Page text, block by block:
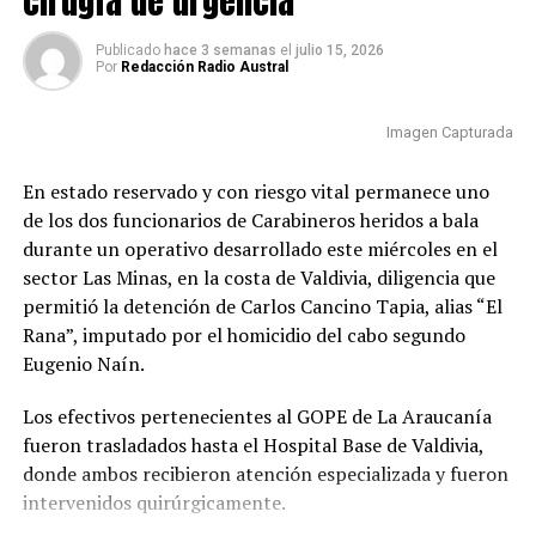
detenido con el crimen, el fiscal señaló que existen
diligencias como interceptaciones telefónicas realizadas
durante la investigación.
Según explicó, en una de estas comunicaciones,
relacionadas con el lugar donde fue detenido Cancino
Tapia habrían hecho referencia a que él sería quien
efectuó el disparo que causó la muerte del funcionario
policial.
El imputado permanecerá bajo custodia mientras
avanzan las diligencias destinadas a establecer su
responsabilidad en ambos hechos investigados.
Post Views: 16
“Pude hablar con el suboficial Roberto Canio, que
también resultó lesionado y se está recuperando, pero
La máxima autoridad de Carabineros destacó la
trayectoria de los funcionarios lesionados y aseguró que
ambos cuentan con experiencia en procedimientos de
alta complejidad.
“Ellos ya habían participado en la captura de otros
prófugos; es personal que siempre ha estado en
situaciones de extrema complejidad y no han temido
combatir el crimen organizado”, afirmó.
El general director también valoró el trabajo
desarrollado por los equipos especializados que
participaron en la búsqueda del imputado y reiteró que
Publicado hace 3 semanas el julio 15, 2026
Por Redacción Radio Austral
Imagen Capturada
En estado reservado y con riesgo vital permanece uno
de los dos funcionarios de Carabineros heridos a bala
durante un operativo desarrollado este miércoles en el
sector Las Minas, en la costa de Valdivia, diligencia que
permitió la detención de Carlos Cancino Tapia, alias “El
Rana”, imputado por el homicidio del cabo segundo
Eugenio Naín.
Los efectivos pertenecientes al GOPE de La Araucanía
fueron trasladados hasta el Hospital Base de Valdivia,
donde ambos recibieron atención especializada y fueron
intervenidos quirúrgicamente.